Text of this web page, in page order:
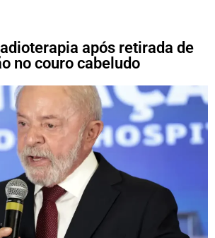
após retirada de
no couro cabeludo